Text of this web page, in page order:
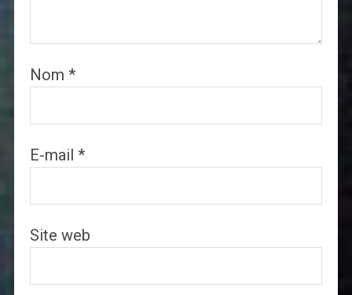
Nom *
E-mail *
Site web